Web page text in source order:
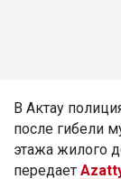
В Актау
после гибели
этажа жилого
передает